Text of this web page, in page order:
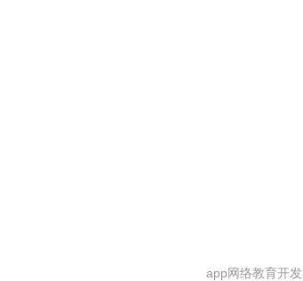
app网络教育开发